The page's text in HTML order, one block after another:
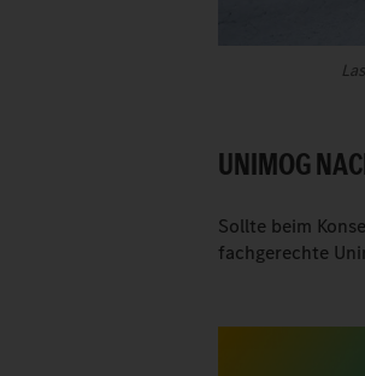
UNIMOG
Sollte beim
fachgerechte